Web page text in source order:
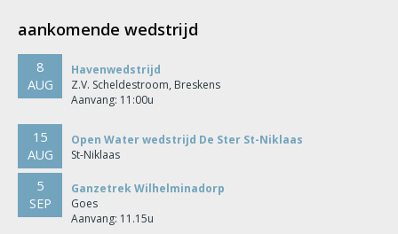
aankomende wedstrijd
8
AUG
Havenwedstrijd
Z.V. Scheldestroom, Breskens
Aanvang: 11:00u
15
AUG
Open Water wedstrijd De Ster St-Niklaas
St-Niklaas
5
SEP
Ganzetrek Wilhelminadorp
Goes
Aanvang: 11.15u